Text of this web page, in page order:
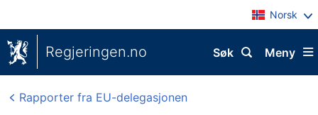
Norsk
Regjeringen.no Meny
Søk
Rapporter fra EU-delegasjonen